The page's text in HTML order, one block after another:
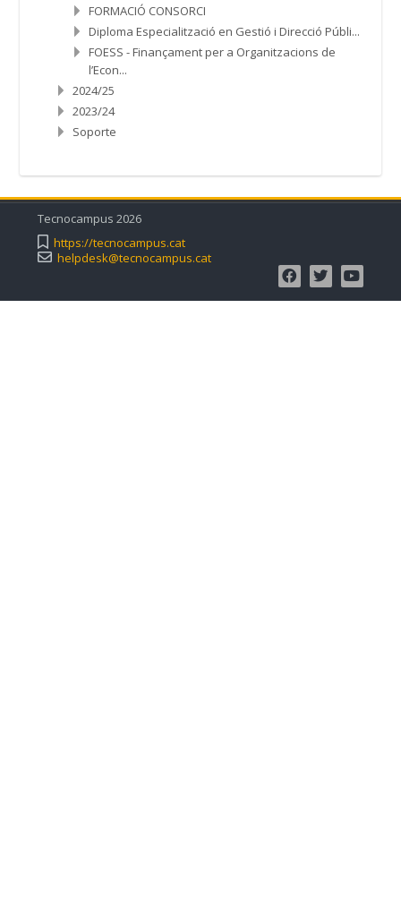
FORMACIÓ CONSORCI
Diploma Especialització en Gestió i Direcció Públi...
FOESS - Finançament per a Organitzacions de
l’Econ...
2024/25
2023/24
Soporte
Tecnocampus 2026
https://tecnocampus.cat
helpdesk@tecnocampus.cat